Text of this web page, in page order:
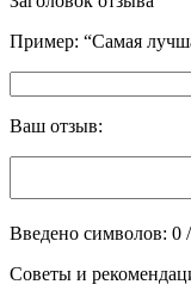
Пример: “Самая
Ваш отзыв:
Введено символов: 0
Советы и